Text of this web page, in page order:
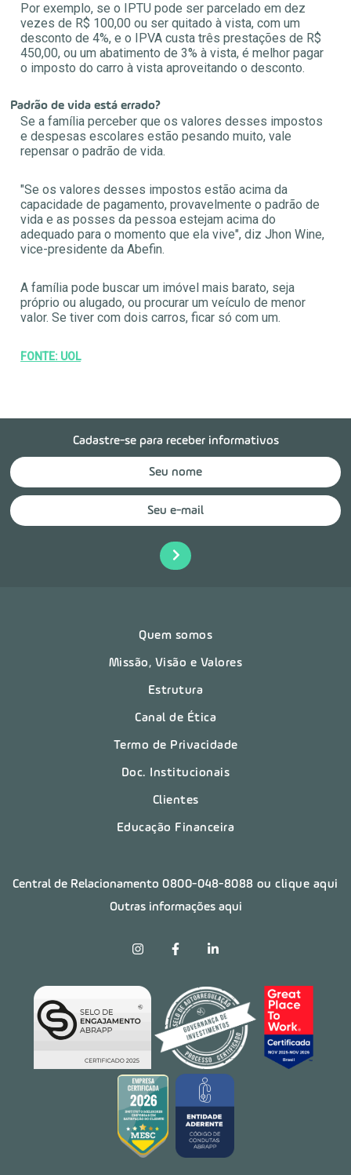
Por exemplo, se o IPTU pode ser parcelado em dez
vezes de R$ 100,00 ou ser quitado à vista, com um
desconto de 4%, e o IPVA custa três prestações de R$
450,00, ou um abatimento de 3% à vista, é melhor pagar
o imposto do carro à vista aproveitando o desconto.
Padrão de vida está errado?
Se a família perceber que os valores desses impostos
e despesas escolares estão pesando muito, vale
repensar o padrão de vida.
"Se os valores desses impostos estão acima da
capacidade de pagamento, provavelmente o padrão de
vida e as posses da pessoa estejam acima do
adequado para o momento que ela vive", diz Jhon Wine,
vice-presidente da Abefin.
A família pode buscar um imóvel mais barato, seja
próprio ou alugado, ou procurar um veículo de menor
valor. Se tiver com dois carros, ficar só com um.
FONTE: UOL
Cadastre-se para receber informativos
Quem somos
Missão, Visão e Valores
Estrutura
Canal de Ética
Termo de Privacidade
Doc. Institucionais
Clientes
Educação Financeira
Central de Relacionamento0800-048-8088 ou clique aqui
Outras informações aqui